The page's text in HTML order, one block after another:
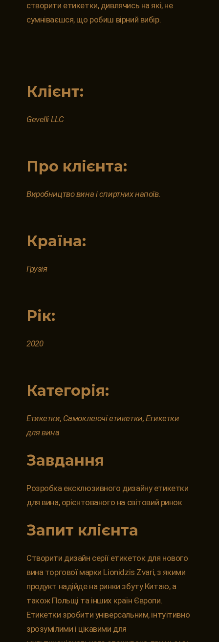
створити етикетки, дивлячись на які, не
сумніваєшся, що робиш вірний вибір.
Клієнт:
Gevelli LLC
Про клієнта:
Виробництво вина і спиртних напоїв.
Країна:
Грузія
Рік:
2020
Категорія:
Етикетки, Самоклеючі етикетки, Етикетки
для вина
Завдання
Розробка ексклюзивного дизайну етикетки
для вина, орієнтованого на світовий ринок
Запит клієнта
Створити дизайн серії етикеток для нового
вина торгової марки Lionidzis Zvari, з якими
продукт надійде на ринки збуту Китаю, а
також Польщі та інших країн Європи.
Етикетки зробити універсальним, інтуїтивно
зрозумілими і цікавими для